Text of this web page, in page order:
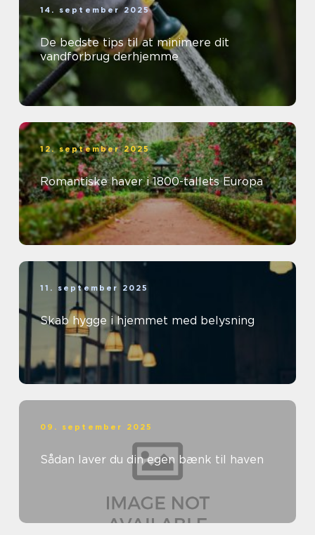
14. september 2025
De bedste tips til at minimere dit
vandforbrug derhjemme
12. september 2025
Romantiske haver i 1800-tallets Europa
11. september 2025
Skab hygge i hjemmet med belysning
09. september 2025
Sådan laver du din egen bænk til haven